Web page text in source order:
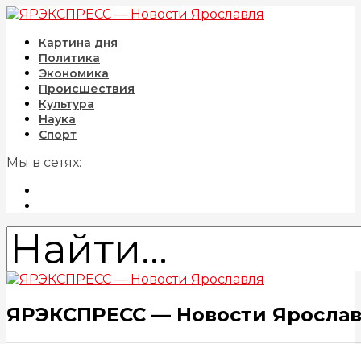
Картина дня
Политика
Экономика
Происшествия
Культура
Наука
Спорт
Мы в сетях:
ЯРЭКСПРЕСС — Новости